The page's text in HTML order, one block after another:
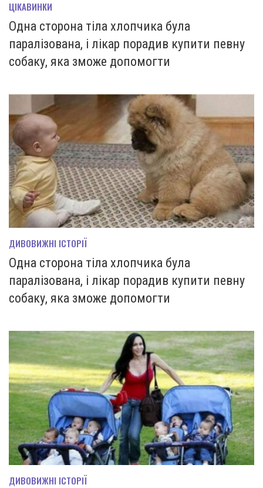
ЦІКАВИНКИ
Одна сторона тіла хлопчика була
паралізована, і лікар порадив купити певну
собаку, яка зможе допомогти
ДИВОВИЖНІ ІСТОРІЇ
Одна сторона тіла хлопчика була
паралізована, і лікар порадив купити певну
собаку, яка зможе допомогти
ДИВОВИЖНІ ІСТОРІЇ